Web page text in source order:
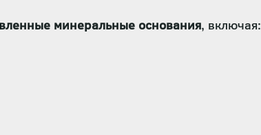
минеральные основания, включая: